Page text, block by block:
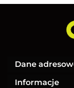
Dane
Informacje